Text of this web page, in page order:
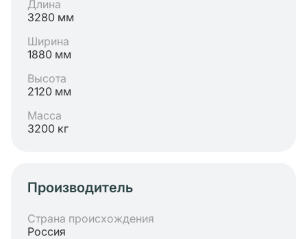
Длина
3280 мм
Ширина
1880 мм
Высота
2120 мм
Масса
3200 кг
Производитель
Страна происхождения
Россия